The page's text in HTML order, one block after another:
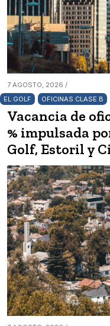
7 AGOSTO, 2026 /
EL GOLF
OFICINAS CLASE B
Vacancia de
% impulsada
Golf, Estoril y